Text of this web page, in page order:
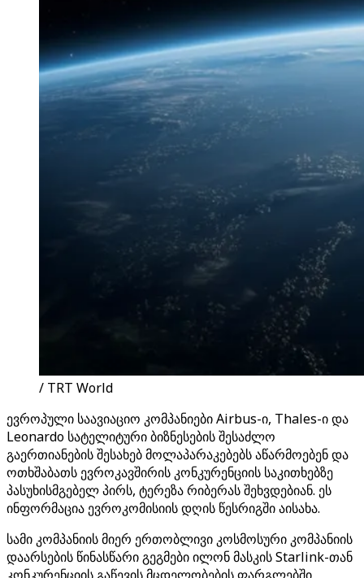
/ TRT World
ევროპული საავიაციო კომპანიები Airbus-ი, Thales-ი და
Leonardo სატელიტური ბიზნესების შესაძლო
გაერთიანების შესახებ მოლაპარაკებებს აწარმოებენ და
ოთხშაბათს ევროკავშირის კონკურენციის საკითხებზე
პასუხისმგებელ პირს, ტერეზა რიბერას შეხვდებიან. ეს
ინფორმაცია ევროკომისიის დღის წესრიგში აისახა.
სამი კომპანიის მიერ ერთობლივი კოსმოსური კომპანიის
დაარსების წინასწარი გეგმები ილონ მასკის Starlink-თან